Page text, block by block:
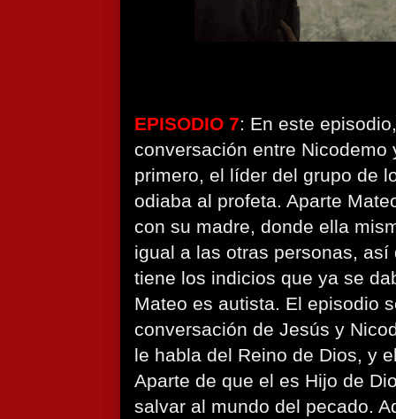
EPISODIO 7: En este
conversación entre Nicodemo
primero, el líder del grupo de
odiaba al profeta. Aparte
con su madre, donde ella
igual a las otras personas,
tiene los indicios que ya se
Mateo es autista. El episodio
conversación de Jesús y
le habla del Reino de Dios, y
Aparte de que el es Hijo de
salvar al mundo del pecado.